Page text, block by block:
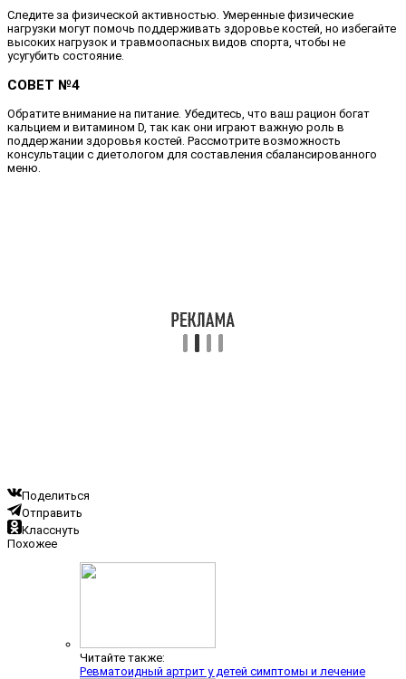
Следите за физической активностью. Умеренные физические
нагрузки могут помочь поддерживать здоровье костей, но избегайте
высоких нагрузок и травмоопасных видов спорта, чтобы не
усугубить состояние.
СОВЕТ №4
Обратите внимание на питание. Убедитесь, что ваш рацион богат
кальцием и витамином D, так как они играют важную роль в
поддержании здоровья костей. Рассмотрите возможность
консультации с диетологом для составления сбалансированного
меню.
Поделиться
Отправить
Класснуть
Похожее
Читайте также:
Ревматоидный артрит у детей симптомы и лечение